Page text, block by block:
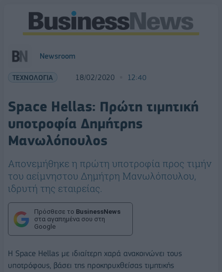
Newsroom
ΤΕΧΝΟΛΟΓΙΑ 18/02/2020 12:40
Space Hellas: Πρώτη τιμητική
υποτροφία Δημήτρης
Μανωλόπουλος
Aπονεμήθηκε η πρώτη υποτροφία προς τιμήν
του αείμνηστου Δημήτρη Μανωλόπουλου,
ιδρυτή της εταιρείας.
Πρόσθεσε το BusinessNews
στα αγαπημένα σου στη
Google
Η Space Hellas με ιδιαίτερη χαρά ανακοινώνει τους
υποτρόφους, βάσει της προκηρυχθείσας τιμητικής